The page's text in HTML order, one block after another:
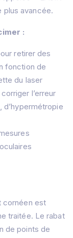
plus avancée.
:
retirer des
fonction de
du laser
l’erreur
d’hypermétropie
cornéen est
traitée. Le rabat
de points de